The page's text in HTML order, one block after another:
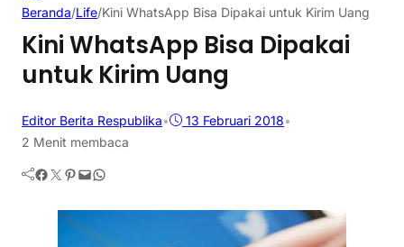
Beranda/Life/Kini WhatsApp Bisa Dipakai untuk Kirim Uang
Kini WhatsApp Bisa Dipakai
untuk Kirim Uang
Editor Berita Respublika• 13 Februari 2018•
2 Menit membaca
Facebook Twitter Pinterest Mail WhatsApp